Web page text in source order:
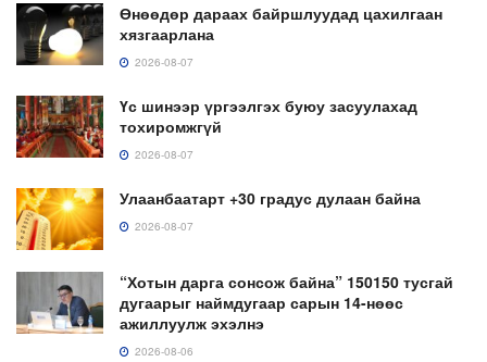
Өнөөдөр дараах байршлуудад цахилгаан
хязгаарлана
2026-08-07
Үс шинээр үргээлгэх буюу засуулахад
тохиромжгүй
2026-08-07
Улаанбаатарт +30 градус дулаан байна
2026-08-07
“Хотын дарга сонсож байна” 150150 тусгай
дугаарыг наймдугаар сарын 14-нөөс
ажиллуулж эхэлнэ
2026-08-06